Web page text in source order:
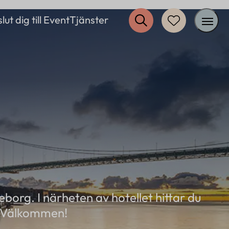
Restaurang
dig till EventTjänster
Erbjudanden
Om oss
Kontakt
FAQI närheten av hotellet hittar du